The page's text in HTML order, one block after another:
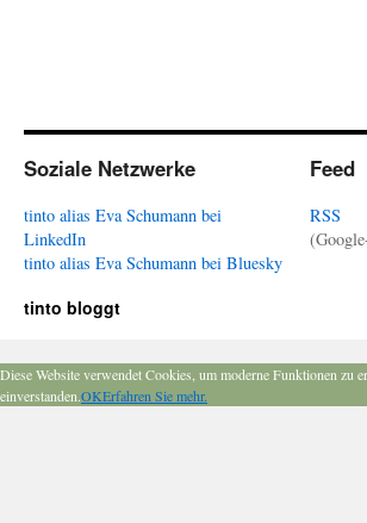
Soziale Netzwerke
tinto alias Eva Schumann bei
LinkedIn
tinto alias Eva Schumann bei Bluesky
Feed
RSS
tinto bloggt
Diese Website verwendet Cookies, um moderne Funktionen zu
einverstanden.OKErfahren Sie mehr.